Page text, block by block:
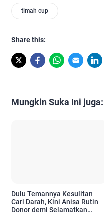
timah cup
Share this:
Mungkin Suka Ini juga:
Dulu Temannya Kesulitan
Cari Darah, Kini Anisa Rutin
Donor demi Selamatkan